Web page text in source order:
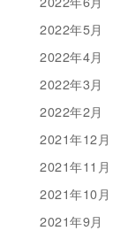
2022年5月
2022年4月
2022年3月
2022年2月
2021年12月
2021年11月
2021年10月
2021年9月